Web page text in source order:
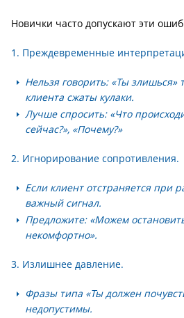
Новички часто допускают эти
1. Преждевременные
Нельзя говорить: «Ты злишься»
клиента сжаты кулаки.
Лучше спросить: «Что
сейчас?», «Почему?»
2. Игнорирование сопротивления.
Если клиент отстраняется при
важный сигнал.
Предложите: «Можем
некомфортно».
3. Излишнее давление.
Фразы типа «Ты должен
недопустимы.